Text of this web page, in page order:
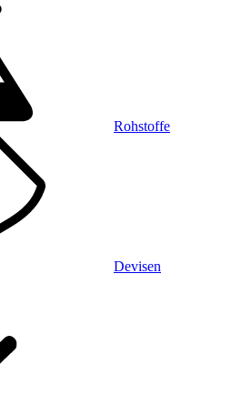
Rohstoffe
Devisen